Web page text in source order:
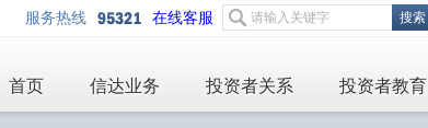
在线客服
服务热线
首页 信达业务 投资者关系 投资者教育